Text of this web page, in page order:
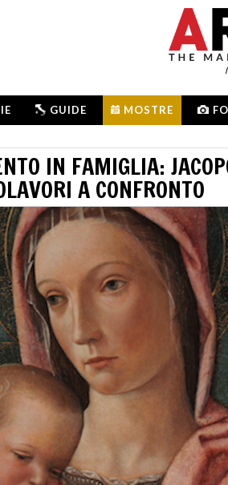
GUIDE MOSTRE
IN FAMIGLIA:
A CONFRONTO